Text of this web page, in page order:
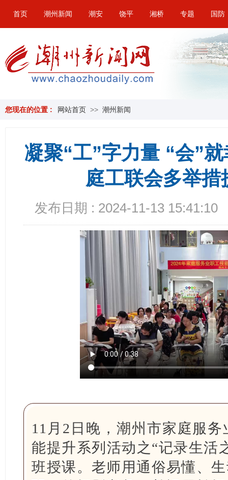
首页 潮州新闻 潮安 饶平 湘桥 专题 国防
您现在的位置 : 网站首页 >> 潮州新闻
凝聚“工”字力量 “会”
庭工联会多举
发布日期 : 2024-11-13 15:41:10
11月2日晚，潮州市家庭服
能提升系列活动之“记录生活
班授课。老师用通俗易懂、